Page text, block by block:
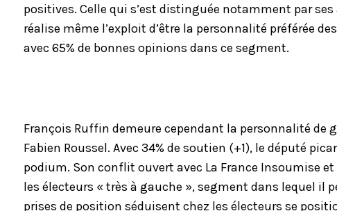
positives. Celle qui s’est distinguée notamment par
réalise même l’exploit d’être la personnalité préférée
avec 65% de bonnes opinions dans ce segment.
François Ruffin demeure cependant la personnalité de
Fabien Roussel. Avec 34% de soutien (+1), le député
podium. Son conflit ouvert avec La France Insoumise
les électeurs « très à gauche », segment dans lequel il
prises de position séduisent chez les électeurs se